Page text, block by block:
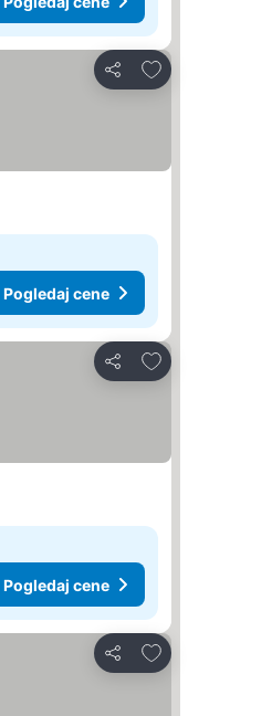
Deli
Dodati u favorite
Pogledaj cene
Deli
Dodati u favorite
Pogledaj cene
Deli
Dodati u favorite